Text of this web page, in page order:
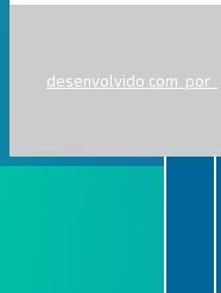
desenvolvido com por